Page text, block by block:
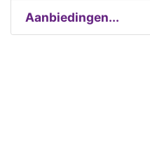
Aanbiedingen...